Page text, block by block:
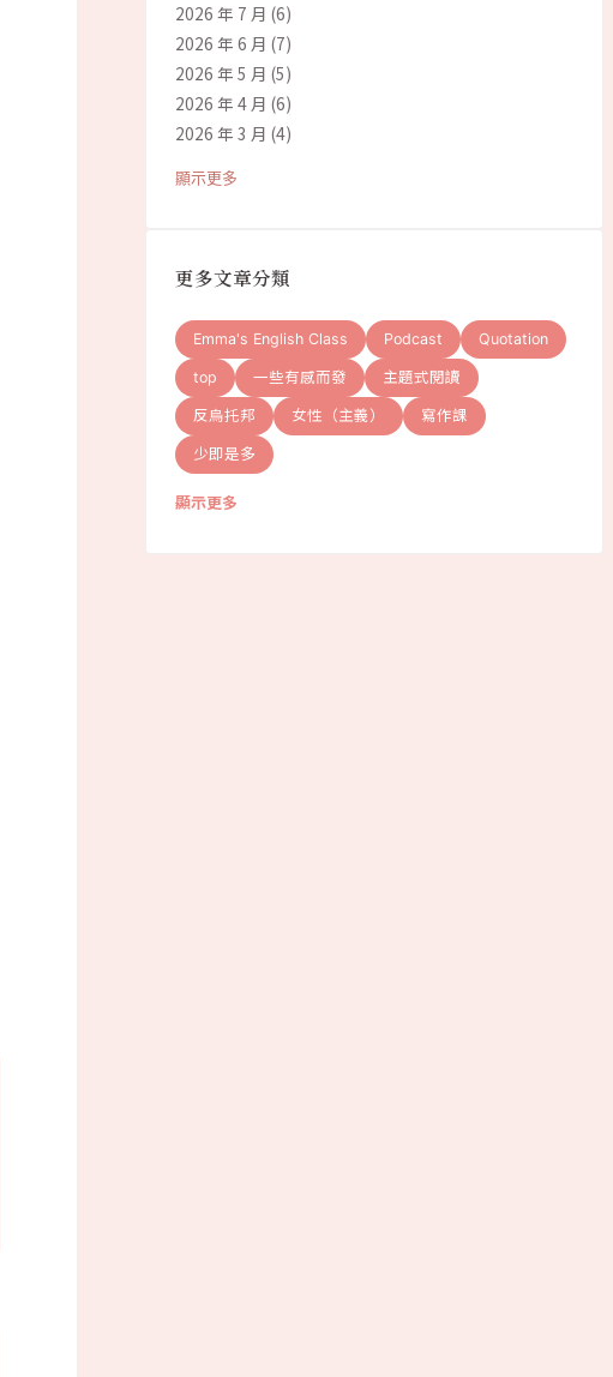
2026 年 7 月 (6)
2026 年 6 月 (7)
2026 年 5 月 (5)
2026 年 4 月 (6)
2026 年 3 月 (4)
顯示更多
更多文章分類
Emma's English Class Podcast Quotation
top 一些有感而發 主題式閱讀
反烏托邦 女性（主義） 寫作課
少即是多
顯示更多